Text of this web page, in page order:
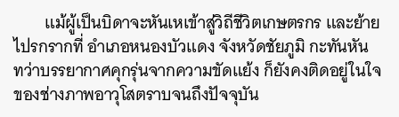
แม้ผู้เป็นบิดาจะหันเหเข้าสู่วิถีชีวิตเกษตรกร และย้าย
ไปรกรากที่ อำเภอหนองบัวแดง จังหวัดชัยภูมิ กะทันหัน
ทว่าบรรยากาศคุกรุ่นจากความขัดแย้ง ก็ยังคงติดอยู่ในใจ
ของช่างภาพอาวุโสตราบจนถึงปัจจุบัน